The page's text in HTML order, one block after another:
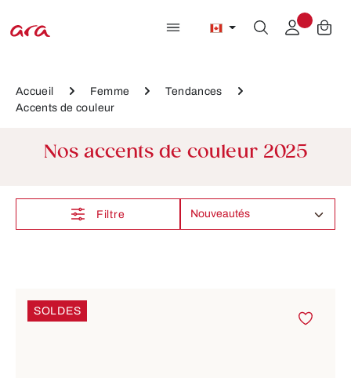
Passer au contenu principal
Accueil Femme
Tendances
Accents de couleur
Nos accents de couleur 2025
Filtre
SOLDES